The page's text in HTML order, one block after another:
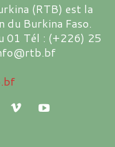
(RTB) est la
du Burkina Faso.
01 Tél : (+226) 25